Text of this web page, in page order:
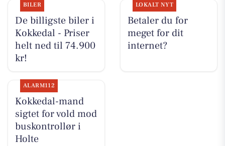
BILER
De billigste biler i
Kokkedal - Priser
helt ned til 74.900
kr!
LOKALT NYT
Betaler du for
meget for dit
internet?
ALARM112
Kokkedal-mand
sigtet for vold mod
buskontrollør i
Holte